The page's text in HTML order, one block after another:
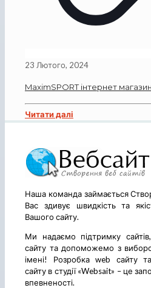
23 Лютого, 2024
MaximSPORT інтернет магазин
Читати далі
Наша команда займається
Вас здивує швидкість та
Вашого сайту.
Ми надаємо підтримку
сайту та допоможемо з
імені! Розробка web сайту
сайту в студії «Websait» – це
впевненості.